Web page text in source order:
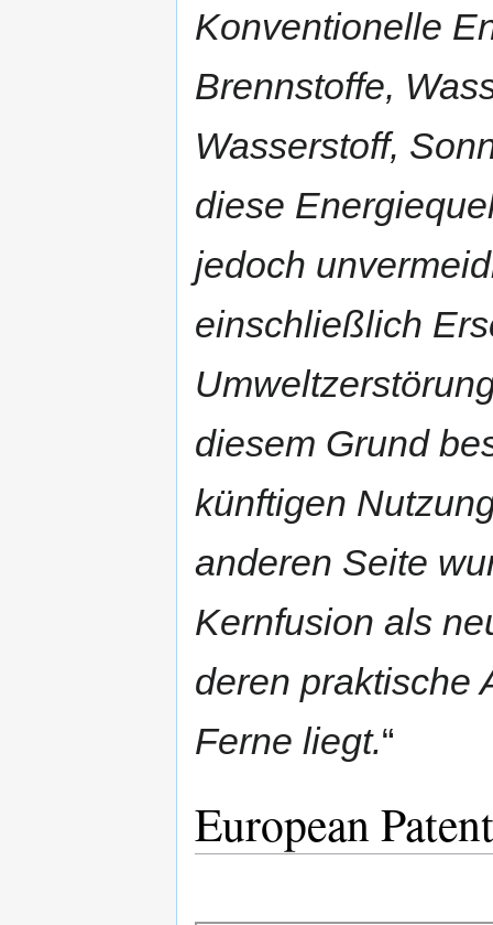
Konventionelle
Brennstoffe,
Wasserstoff,
diese
jedoch
einschließlich
diesem Grund
künftigen
anderen Seite
Kernfusion als
deren praktische
Ferne liegt.“
European